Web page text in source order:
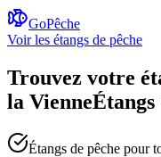
GoPêche
Voir les étangs de pêche
Trouvez votre
la VienneÉtangs
Étangs de pêche pour